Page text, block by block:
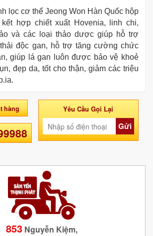
lọc cơ thể Jeong Won Hàn Quốc hộp
hợp chiết xuất Hovenia, linh chi,
và các loại thảo dược giúp hỗ trợ
độc gan, hỗ trợ tăng cường chức
giúp lá gan luôn được bảo vệ khoẻ
đẹp da, tốt cho thận, giảm các triệu
hàng Yêu Cầu Gọi Lại
Gửi
853 Nguyễn Kiệm,